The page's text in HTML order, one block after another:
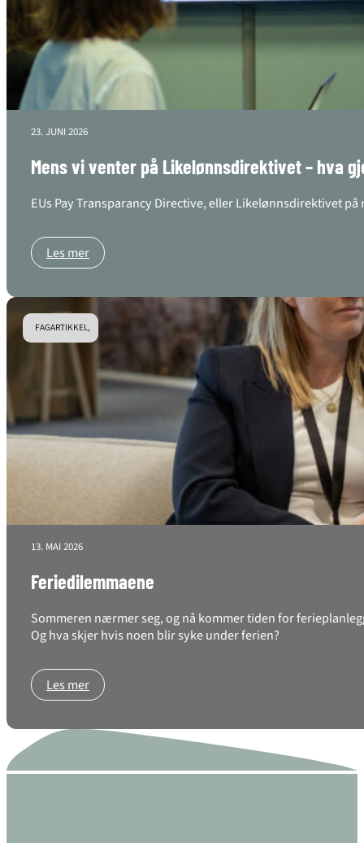
23. JUNI 2026
Mens vi venter på Likelønnsdirektivet – hva
EUs Pay Transparancy Directive, eller Likelønnsdirektivet
Les mer
FAGARTIKKEL,
13. MAI 2026
Feriedilemmaene
Sommeren nærmer seg, og nå kommer tiden for
Og hva skjer hvis noen blir syke under ferien?
Les mer